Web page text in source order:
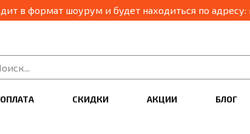
ОПЛАТА СКИДКИ АКЦИИ БЛОГ